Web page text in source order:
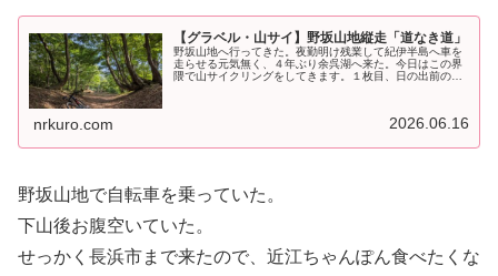
【グラベル・山サイ】野坂山地縦走「道なき道」
野坂山地へ行ってきた。夜勤明け残業して紀伊半島へ車を
走らせる元気無く、４年ぶり余呉湖へ来た。今日はこの界
隈で山サイクリングをしてきます。１枚目、日の出前の伊
nrkuro.com 2026.06.16
野坂山地で自転車を乗っていた。
下山後お腹空いていた。
せっかく長浜市まで来たので、近江ちゃんぽん食べたくな